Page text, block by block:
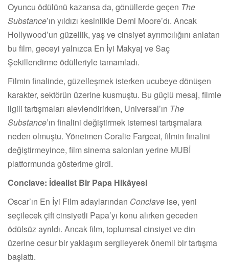
Oyuncu ödülünü kazansa da, gönüllerde geçen The
Substance’ın yıldızı kesinlikle Demi Moore’dı. Ancak
Hollywood’un güzellik, yaş ve cinsiyet ayrımcılığını anlatan
bu film, geceyi yalnızca En İyi Makyaj ve Saç
Şekillendirme ödülleriyle tamamladı.
Filmin finalinde, güzelleşmek isterken ucubeye dönüşen
karakter, sektörün üzerine kusmuştu. Bu güçlü mesaj, filmle
ilgili tartışmaları alevlendirirken, Universal’ın The
Substance’ın finalini değiştirmek istemesi tartışmalara
neden olmuştu. Yönetmen Coralie Fargeat, filmin finalini
değiştirmeyince, film sinema salonları yerine MUBİ
platformunda gösterime girdi.
Conclave: İdealist Bir Papa Hikâyesi
Oscar’ın En İyi Film adaylarından Conclave ise, yeni
seçilecek çift cinsiyetli Papa’yı konu alırken geceden
ödülsüz ayrıldı. Ancak film, toplumsal cinsiyet ve din
üzerine cesur bir yaklaşım sergileyerek önemli bir tartışma
başlattı.